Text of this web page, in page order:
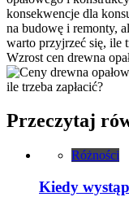
konsekwencje dla
na budowę i remonty,
warto przyjrzeć się, ile
Wzrost cen drewna
Przeczytaj
Różności
Kiedy